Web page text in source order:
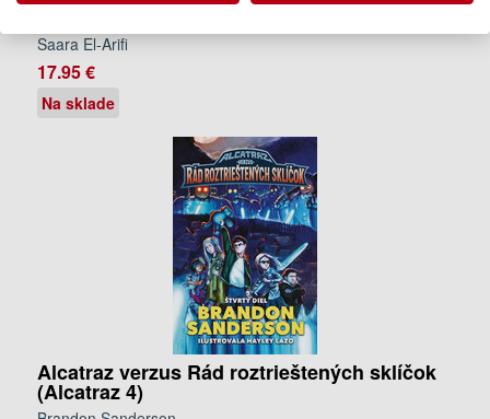
Saara El-Arifi
17.95 €
Na sklade
Alcatraz verzus Rád roztrieštených sklíčok
(Alcatraz 4)